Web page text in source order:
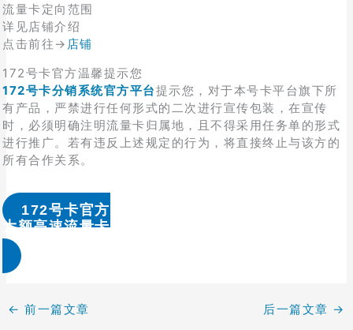
流量卡定向范围
详见店铺介绍
点击前往→ 店铺
172号卡官方温馨提示您
172号卡分销系统官方平台提示您，对于本号卡平台旗下所
有产品，严禁进行任何形式的二次进行宣传包装，在宣传
时，必须明确注明流量卡归属地，且不得采用任务单的形式
进行推广。若有违反上述规定的行为，将直接终止与该方的
所有合作关系。
172号卡官方
大额高速流量卡办理 & 流量卡代理加盟
← 前一篇文章 后一篇文章 →